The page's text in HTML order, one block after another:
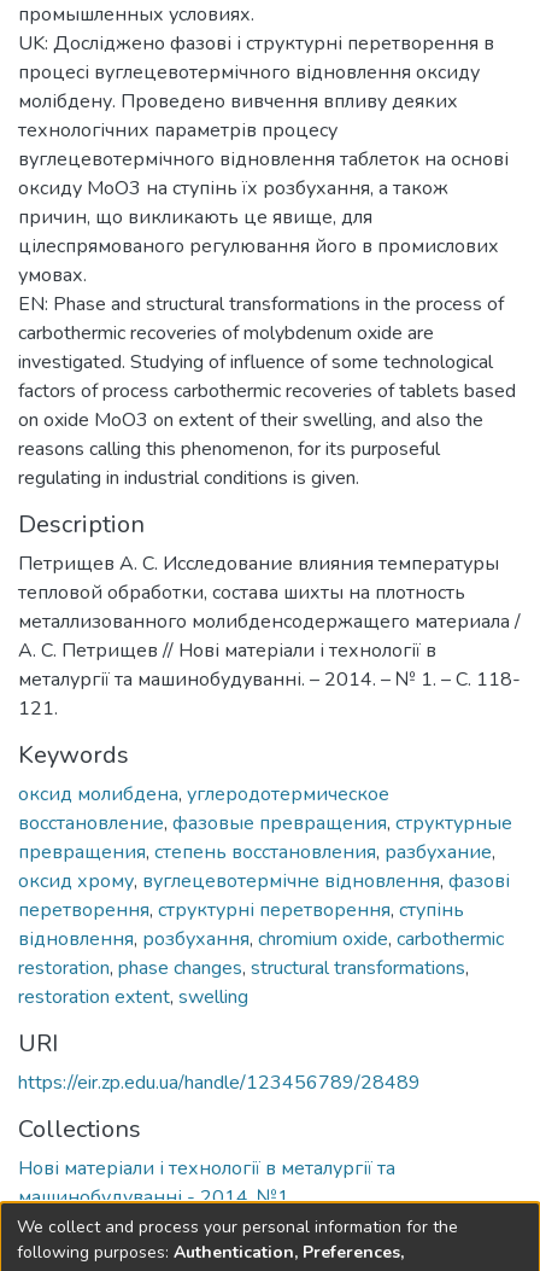
промышленных условиях.
UK: Досліджено фазові і структурні перетворення в
процесі вуглецевотермічного відновлення оксиду
молібдену. Проведено вивчення впливу деяких
технологічних параметрів процесу
вуглецевотермічного відновлення таблеток на основі
оксиду МоО3 на ступінь їх розбухання, а також
причин, що викликають це явище, для
цілеспрямованого регулювання його в промислових
умовах.
EN: Phase and structural transformations in the process of
carbothermic recoveries of molybdenum oxide are
investigated. Studying of influence of some technological
factors of process carbothermic recoveries of tablets based
on oxide МоО3 on extent of their swelling, and also the
reasons calling this phenomenon, for its purposeful
regulating in industrial conditions is given.
Description
Петрищев А. С. Исследование влияния температуры
тепловой обработки, состава шихты на плотность
металлизованного молибденсодержащего материала /
А. С. Петрищев // Нові матеріали і технології в
металургії та машинобудуванні. – 2014. – № 1. – С. 118-
121.
Keywords
оксид молибдена, углеродотермическое
восстановление, фазовые превращения, структурные
превращения, степень восстановления, разбухание,
оксид хрому, вуглецевотермічне відновлення, фазові
перетворення, структурні перетворення, ступінь
відновлення, розбухання, chromium oxide, carbothermic
restoration, phase changes, structural transformations,
restoration extent, swelling
URI
https://eir.zp.edu.ua/handle/123456789/28489
Collections
Нові матеріали і технології в металургії та
машинобудуванні - 2014, №1
Full item page
We collect and process your personal information for the
following purposes: Authentication, Preferences,